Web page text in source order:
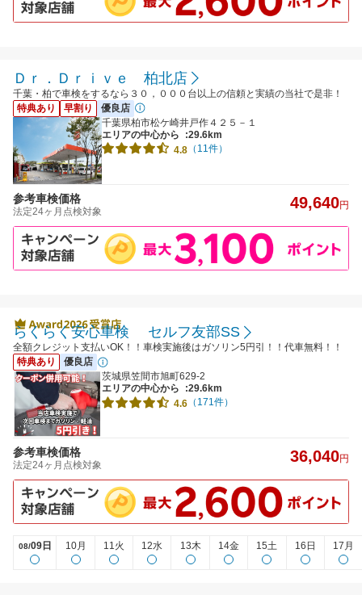
Ｄｒ．Ｄｒｉｖｅ 柏北店
千葉・柏で車検をするなら３０，０００台以上の信頼と実績の当社で是非！
特典あり
早割り
優良店
千葉県柏市松ケ崎井戸作４２５－１
エリアの中心から
:29.6km
4.8 （11件）
参考車検価格
法定24ヶ月点検対象 49,640円
らくらく安心車検 セルフ友部SS
全額クレジット支払いOK！！車検実施後はガソリン5円引！！代車無料！！
特典あり
優良店
茨城県笠間市旭町629-2
エリアの中心から
:29.6km
4.6 （171件）
参考車検価格
法定24ヶ月点検対象 36,040円
08/09日 10月 11火 12水 13木 14金 15土 16日 17月